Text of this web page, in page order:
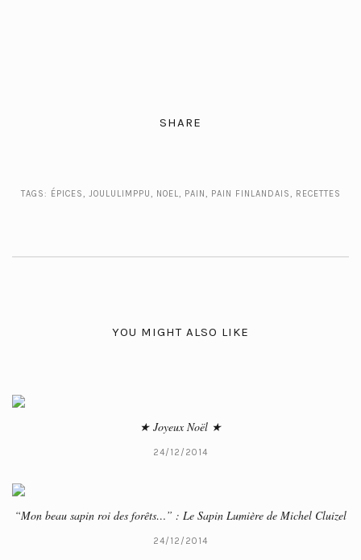
SHARE
TAGS: ÉPICES, JOULULIMPPU, NOEL, PAIN, PAIN FINLANDAIS, RECETTES
YOU MIGHT ALSO LIKE
★ Joyeux Noël ★
24/12/2014
“Mon beau sapin roi des forêts…” : Le Sapin Lumière de Michel Cluizel
24/12/2014